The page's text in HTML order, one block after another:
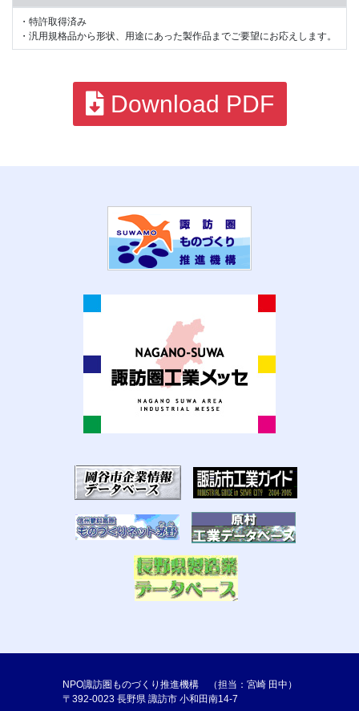
・特許取得済み
・汎用規格品から形状、用途にあった製作品までご要望にお応えします。
Download PDF
NPO諏訪圏ものづくり推進機構 （担当：宮崎 田中）
〒392-0023 長野県 諏訪市 小和田南14-7